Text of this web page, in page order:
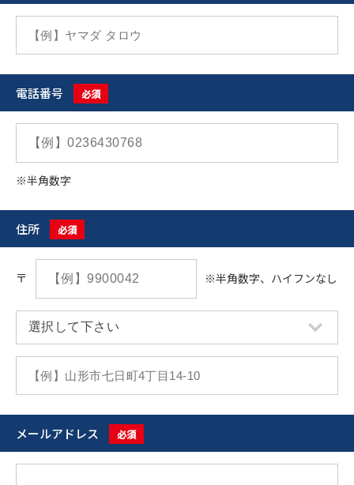
電話番号 必須
※半角数字
住所 必須
〒 ※半角数字、ハイフンなし
メールアドレス 必須